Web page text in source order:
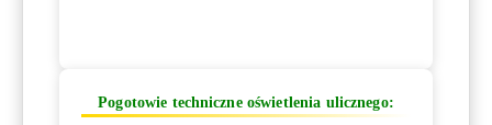
Pogotowie techniczne oświetlenia ulicznego: